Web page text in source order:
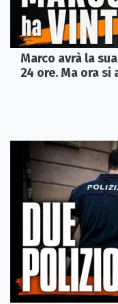
Marco avrà la
24 ore. Ma ora